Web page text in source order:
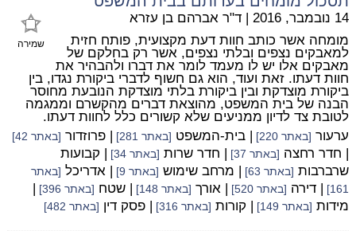
שמירה
14 נובמבר, 2016 | ד"ר אברהם בן עזרא
מומחה אשר כותב חוות דעת מקצועית, פותח חזית
למאבקים נצפים ובלתי נצפים, אשר רק בחלקם של
מאבקים אלו יש לו מעמד לומר את דברו ולהבהיר את
חוות דעתו. זאת ועוד, הוא גם חשוף לדברי ביקורת נגדו, בין
ביקורת מוצדקת ובין ביקורת בלתי מוצדקת הנובעת מחוסר
הבנה של בית המשפט, מהוצאת דברים מהקשרם וממגמה
לטובת צד לדיון ממניעים שלא קשורים כלל לחוות דעתו.
ערעור [באתר 220] | בית-המשפט [באתר 281] | פרוזדור [באתר 42]
| חדר רחצה [באתר 37] | חדר שרות [באתר 34]
| קבועות
שרברבות [באתר 63] | מרחב שימוש [באתר 9] | אדריכל [באתר
161]
| דירה [באתר 520] | אורך [באתר 148] | שטח [באתר 396]
|
מידות [באתר 149] | קורות [באתר 316] | פסק דין [באתר 482]